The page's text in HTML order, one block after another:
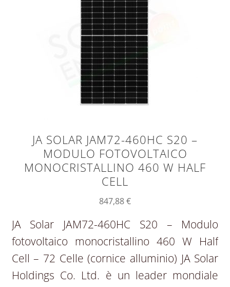
JA SOLAR JAM72-460HC S20 –
MODULO FOTOVOLTAICO
MONOCRISTALLINO 460 W HALF
CELL
847,88€
JA Solar JAM72-460HC S20 – Modulo
fotovoltaico monocristallino 460 W Half
Cell – 72 Celle (cornice alluminio) JA Solar
Holdings Co. Ltd. è un leader mondiale